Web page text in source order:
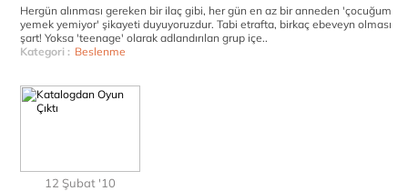
Hergün alınması gereken bir ilaç gibi, her gün en az bir anneden 'çocuğum
yemek yemiyor' şikayeti duyuyoruzdur. Tabi etrafta, birkaç ebeveyn olması
şart! Yoksa 'teenage' olarak adlandırılan grup içe..
Kategori : Beslenme
12 Şubat '10